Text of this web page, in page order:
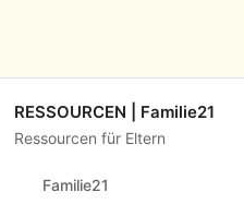
RESSOURCEN | Familie21
Ressourcen für Eltern
Familie21